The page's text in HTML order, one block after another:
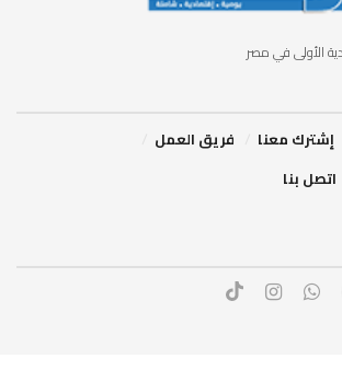
الأولى في مصر
إشترك معنا
فريق العمل
اتصل بنا